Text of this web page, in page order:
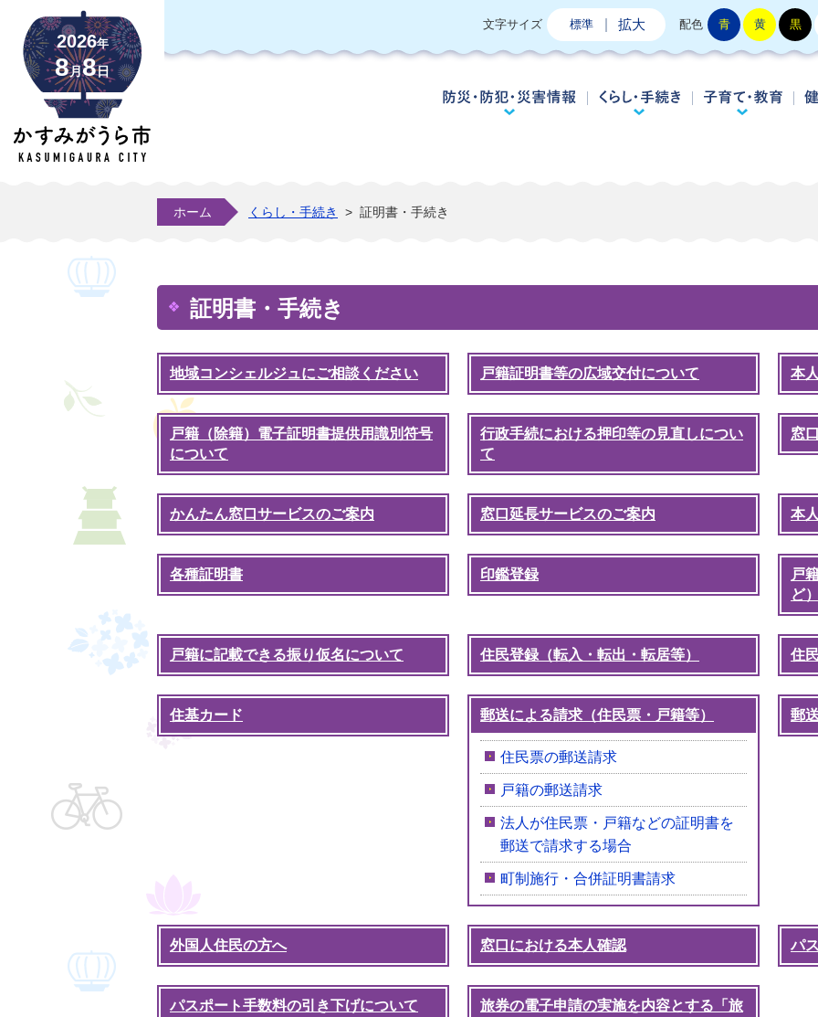
2026年
8月8日
文字サイズ 標準 拡大 配色 青 黄 黒
防災・防犯・災害情報くらし・手続き子
ホーム くらし・手続き > 証明書・手続き
証明書・手続き
地域コンシェルジュにご相談ください 戸籍証明書等の広域交付について 本
戸籍（除籍）電子証明書提供用識別符号
について
行政手続における押印等の見直しについ
て
窓
かんたん窓口サービスのご案内 窓口延長サービスのご案内 本
各種証明書 印鑑登録
戸
ど
戸籍に記載できる振り仮名について 住民登録（転入・転出・転居等） 住
住基カード 郵送による請求（住民票・戸籍等）
住民票の郵送請求
戸籍の郵送請求
法人が住民票・戸籍などの証明書を
郵送で請求する場合
町制施行・合併証明書請求
郵
外国人住民の方へ 窓口における本人確認 パ
パスポート手数料の引き下げについて
旅券の電子申請の実施を内容とする「旅